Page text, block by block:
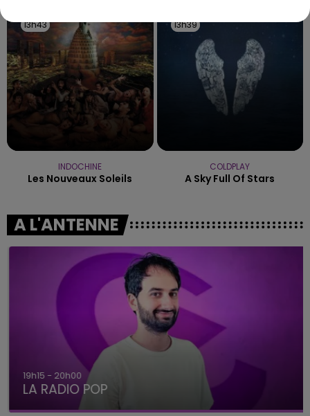
13h43
13h43
INDOCHINE
Les Nouveaux Soleils
13h39
13h39
COLDPLAY
A Sky Full Of Stars
A L'ANTENNE
19h15 - 20h00
LA RADIO POP